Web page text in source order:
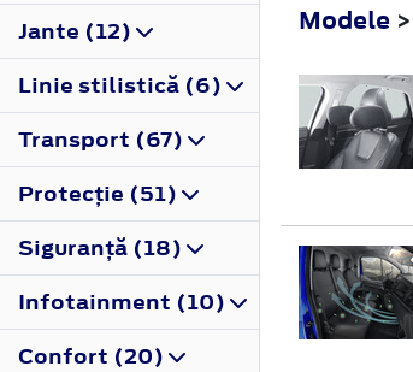
Jante (12)
Linie stilistică (6)
Transport (67)
Protecţie (51)
Siguranţă (18)
Infotainment (10)
Confort (20)
Modele >